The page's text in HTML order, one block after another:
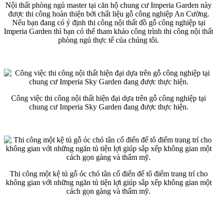
Nội thất phòng ngủ master tại căn hộ chung cư Imperia Garden này
được thi công hoàn thiện bởi chất liệu gỗ công nghiệp An Cường.
Nếu bạn đang có ý định thi công nội thất đồ gỗ công nghiệp tại
Imperia Garden thì bạn có thể tham khảo công trình thi công nội thất
phòng ngủ thực tế của chúng tôi.
Công việc thi công nội thất hiện đại dựa trên gỗ công nghiệp tại
chung cư Imperia Sky Garden đang được thực hiện.
Thi công một kệ tủ gỗ óc chó tân cổ điển để tô điểm trang trí cho
không gian với những ngăn tủ tiện lợi giúp sắp xếp không gian một
cách gọn gàng và thẩm mỹ.